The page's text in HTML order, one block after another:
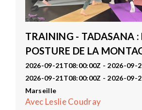
TRAINING - TADASANA :
POSTURE DE LA
2026-09-21T08:00:00Z - 2026-09-
2026-09-21T08:00:00Z - 2026-09-
Marseille
Avec Leslie Coudray